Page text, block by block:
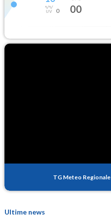
0 00
TG Meteo Regionale
Ultime news